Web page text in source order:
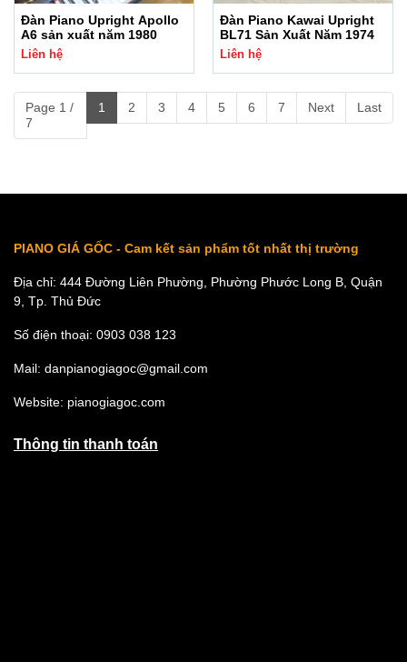
Đàn Piano Upright Apollo
A6 sản xuất năm 1980
Liên hệ
Đàn Piano Kawai Upright
BL71 Sản Xuất Năm 1974
Liên hệ
Page 1 /
7
1 2 3 4 5 6 7 Next Last
PIANO GIÁ GỐC - Cam kết sản phẩm tốt nhất thị trường
Địa chỉ: 444 Đường Liên Phường, Phường Phước Long B, Quận
9, Tp. Thủ Đức
Số điện thoại: 0903 038 123
Mail: danpianogiagoc@gmail.com
Website: pianogiagoc.com
Thông tin thanh toán